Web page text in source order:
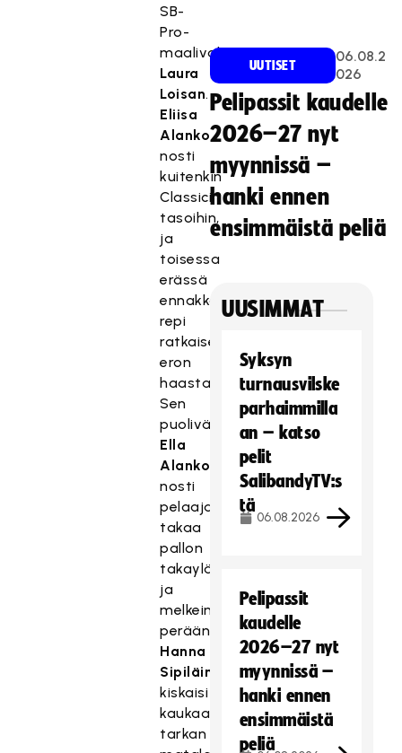
SB-
Pro-
maalivahti
Laura
Loisan.
Eliisa
Alanko
nosti
kuitenkin
Classicin
tasoihin,
ja
toisessa
erässä
ennakkosuosikki
repi
ratkaisevan
eron
haastajaan.
Sen
puolivälissä
Ella
Alanko
nosti
pelaajarykelmän
takaa
pallon
takayläkulmaan,
ja
melkein
perään
Hanna
Sipiläinen
kiskaisi
kaukaa
tarkan
UUTISET
06.08.2
026
Pelipassit kaudelle
2026–27 nyt
myynnissä –
hanki ennen
ensimmäistä peliä
UUSIMMAT
Syksyn
turnausvilske
parhaimmilla
an – katso
pelit
SalibandyTV:s
tä
06.08.2026
Pelipassit
kaudelle
2026–27 nyt
myynnissä –
hanki ennen
ensimmäistä
peliä